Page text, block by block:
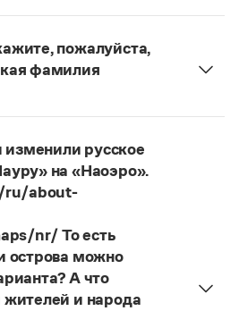
азов до тонкостей
от простого к сложному
по-прежнему актуален.
нормативных
в которых указан глагол
«повесить в разных
предметов)». Ср.:
своей квартиры вы
карты
И эти карты, безусловно,
пожалуйста,
фамилия
(и мужская,
русское
на «Наоэро».
ru/about-
nr/ То есть
острова можно
А что
жителей и народа